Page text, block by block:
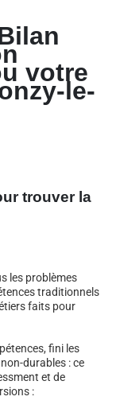
votre
le-
trouver la
les problèmes
traditionnels
faits pour
fini les
durables : ce
et de
: